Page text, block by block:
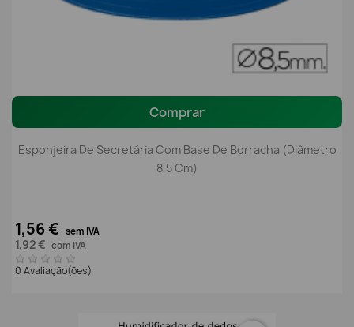
Comprar
Esponjeira De Secretária Com Base De Borracha (Diâmetro
8,5 Cm)
1,56 € sem IVA
1,92 € com IVA
0 Avaliação(ões)